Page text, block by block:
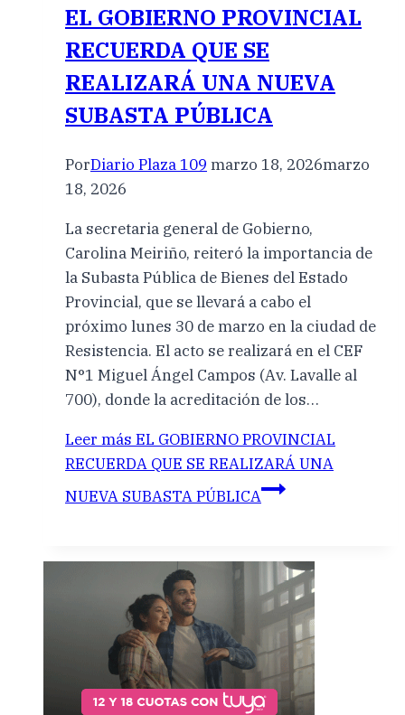
EL GOBIERNO PROVINCIAL
RECUERDA QUE SE
REALIZARÁ UNA NUEVA
SUBASTA PÚBLICA
PorDiario Plaza 109 marzo 18, 2026marzo
18, 2026
La secretaria general de Gobierno,
Carolina Meiriño, reiteró la importancia de
la Subasta Pública de Bienes del Estado
Provincial, que se llevará a cabo el
próximo lunes 30 de marzo en la ciudad de
Resistencia. El acto se realizará en el CEF
N°1 Miguel Ángel Campos (Av. Lavalle al
700), donde la acreditación de los…
Leer más EL GOBIERNO PROVINCIAL
RECUERDA QUE SE REALIZARÁ UNA
NUEVA SUBASTA PÚBLICA